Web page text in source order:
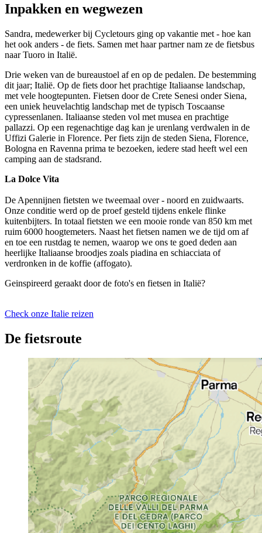
Inpakken en wegwezen
Sandra, medewerker bij Cycletours ging op vakantie met - hoe kan
het ook anders - de fiets. Samen met haar partner nam ze de fietsbus
naar Tuoro in Italië.
Drie weken van de bureaustoel af en op de pedalen. De bestemming
dit jaar; Italië. Op de fiets door het prachtige Italiaanse landschap,
met vele hoogtepunten. Fietsen door de Crete Senesi onder Siena,
een uniek heuvelachtig landschap met de typisch Toscaanse
cypressenlanen. Italiaanse steden vol met musea en prachtige
pallazzi. Op een regenachtige dag kan je urenlang verdwalen in de
Uffizi Galerie in Florence. Per fiets zijn de steden Siena, Florence,
Bologna en Ravenna prima te bezoeken, iedere stad heeft wel een
camping aan de stadsrand.
La Dolce Vita
De Apennijnen fietsten we tweemaal over - noord en zuidwaarts.
Onze conditie werd op de proef gesteld tijdens enkele flinke
kuitenbijters. In totaal fietsten we een mooie ronde van 850 km met
ruim 6000 hoogtemeters. Naast het fietsen namen we de tijd om af
en toe een rustdag te nemen, waarop we ons te goed deden aan
heerlijke Italiaanse broodjes zoals piadina en schiacciata of
verdronken in de koffie (affogato).
Geinspireerd geraakt door de foto's en fietsen in Italië?
Check onze Italie reizen
De fietsroute